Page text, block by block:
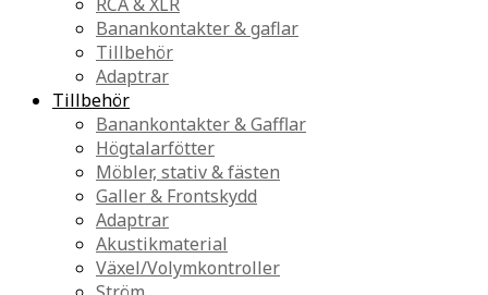
Banankontakter & gaflar
Tillbehör
Adaptrar
Tillbehör
Banankontakter & Gafflar
Högtalarfötter
Möbler, stativ & fästen
Galler & Frontskydd
Adaptrar
Akustikmaterial
Växel/Volymkontroller